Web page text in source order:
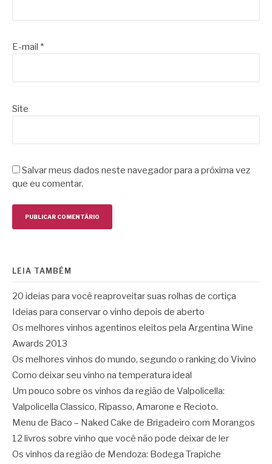
E-mail *
Site
Salvar meus dados neste navegador para a próxima vez
que eu comentar.
LEIA TAMBÉM
20 ideias para você reaproveitar suas rolhas de cortiça
Ideias para conservar o vinho depois de aberto
Os melhores vinhos agentinos eleitos pela Argentina Wine
Awards 2013
Os melhores vinhos do mundo, segundo o ranking do Vivino
Como deixar seu vinho na temperatura ideal
Um pouco sobre os vinhos da região de Valpolicella:
Valpolicella Classico, Ripasso, Amarone e Recioto.
Menu de Baco – Naked Cake de Brigadeiro com Morangos
12 livros sobre vinho que você não pode deixar de ler
Os vinhos da região de Mendoza: Bodega Trapiche